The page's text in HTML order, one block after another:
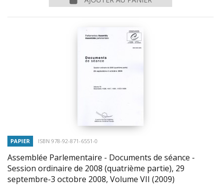
PAPIER ISBN 978-92-871-6551-0
Assemblée Parlementaire - Documents de séance -
Session ordinaire de 2008 (quatrième partie), 29
septembre-3 octobre 2008, Volume VII (2009)